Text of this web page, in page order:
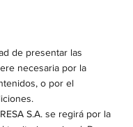
de presentar las
necesaria por la
o por el
S.A. se regirá por la